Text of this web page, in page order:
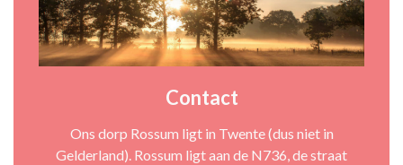
Contact
Ons dorp Rossum ligt in Twente (dus niet in
Gelderland). Rossum ligt aan de N736, de straat